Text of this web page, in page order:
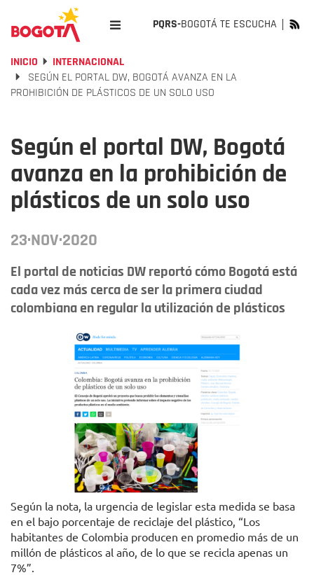
PQRS-BOGOTÁ TE ESCUCHA
INICIO
INTERNACIONAL
SEGÚN EL PORTAL DW, BOGOTÁ AVANZA EN LA
PROHIBICIÓN DE PLÁSTICOS DE UN SOLO USO
Según el portal DW, Bogotá
avanza en la prohibición de
plásticos de un solo uso
23·NOV·2020
El portal de noticias DW reportó cómo Bogotá está
cada vez más cerca de ser la primera ciudad
colombiana en regular la utilización de plásticos
Según la nota, la urgencia de legislar esta medida se basa
en el bajo porcentaje de reciclaje del plástico, “Los
habitantes de Colombia producen en promedio más de un
millón de plásticos al año, de lo que se recicla apenas un
7%”.